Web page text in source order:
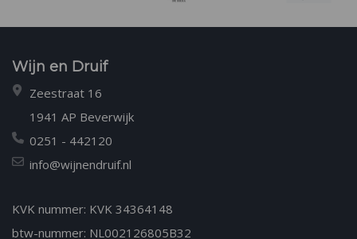
Wijn en Druif
Zeestraat 16
1941 AP Beverwijk
0251 - 442120
info@wijnendruif.nl
KVK nummer: KVK 34364148
btw-nummer: NL002126805B32